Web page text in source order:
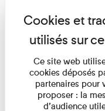
Fanny
Invités de
Lecture
Fanny Taillandier
l’Imprimerie n°6
Ce site web
cookies déposés
partenaires pour
proposer : la
d’audience